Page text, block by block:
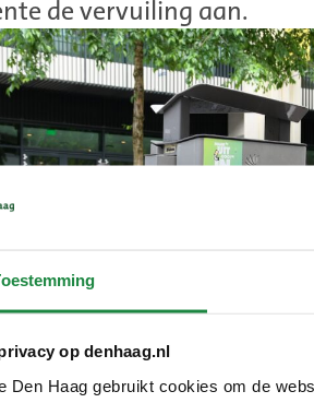
op denhaag.nl
Den Haag gebruikt cookies om de
de vervuiling aan.